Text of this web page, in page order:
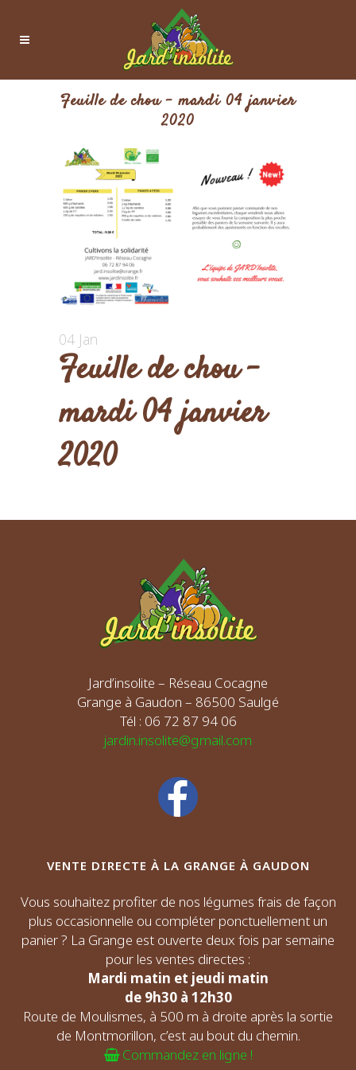
Feuille de chou – mardi 04 janvier
2020
04 Jan
Feuille de chou –
mardi 04 janvier
2020
Jard’insolite – Réseau Cocagne
Grange à Gaudon – 86500 Saulgé
Tél : 06 72 87 94 06
jardin.insolite@gmail.com
VENTE DIRECTE À LA GRANGE À GAUDON
Vous souhaitez profiter de nos légumes frais de façon
plus occasionnelle ou compléter ponctuellement un
panier ? La Grange est ouverte deux fois par semaine
pour les ventes directes :
Mardi matin et jeudi matin
de 9h30 à 12h30
Route de Moulismes, à 500 m à droite après la sortie
de Montmorillon, c’est au bout du chemin.
Commandez en ligne !